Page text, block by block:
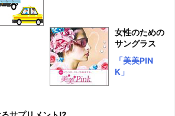
女性のための
サングラス
「美美PIN
K」